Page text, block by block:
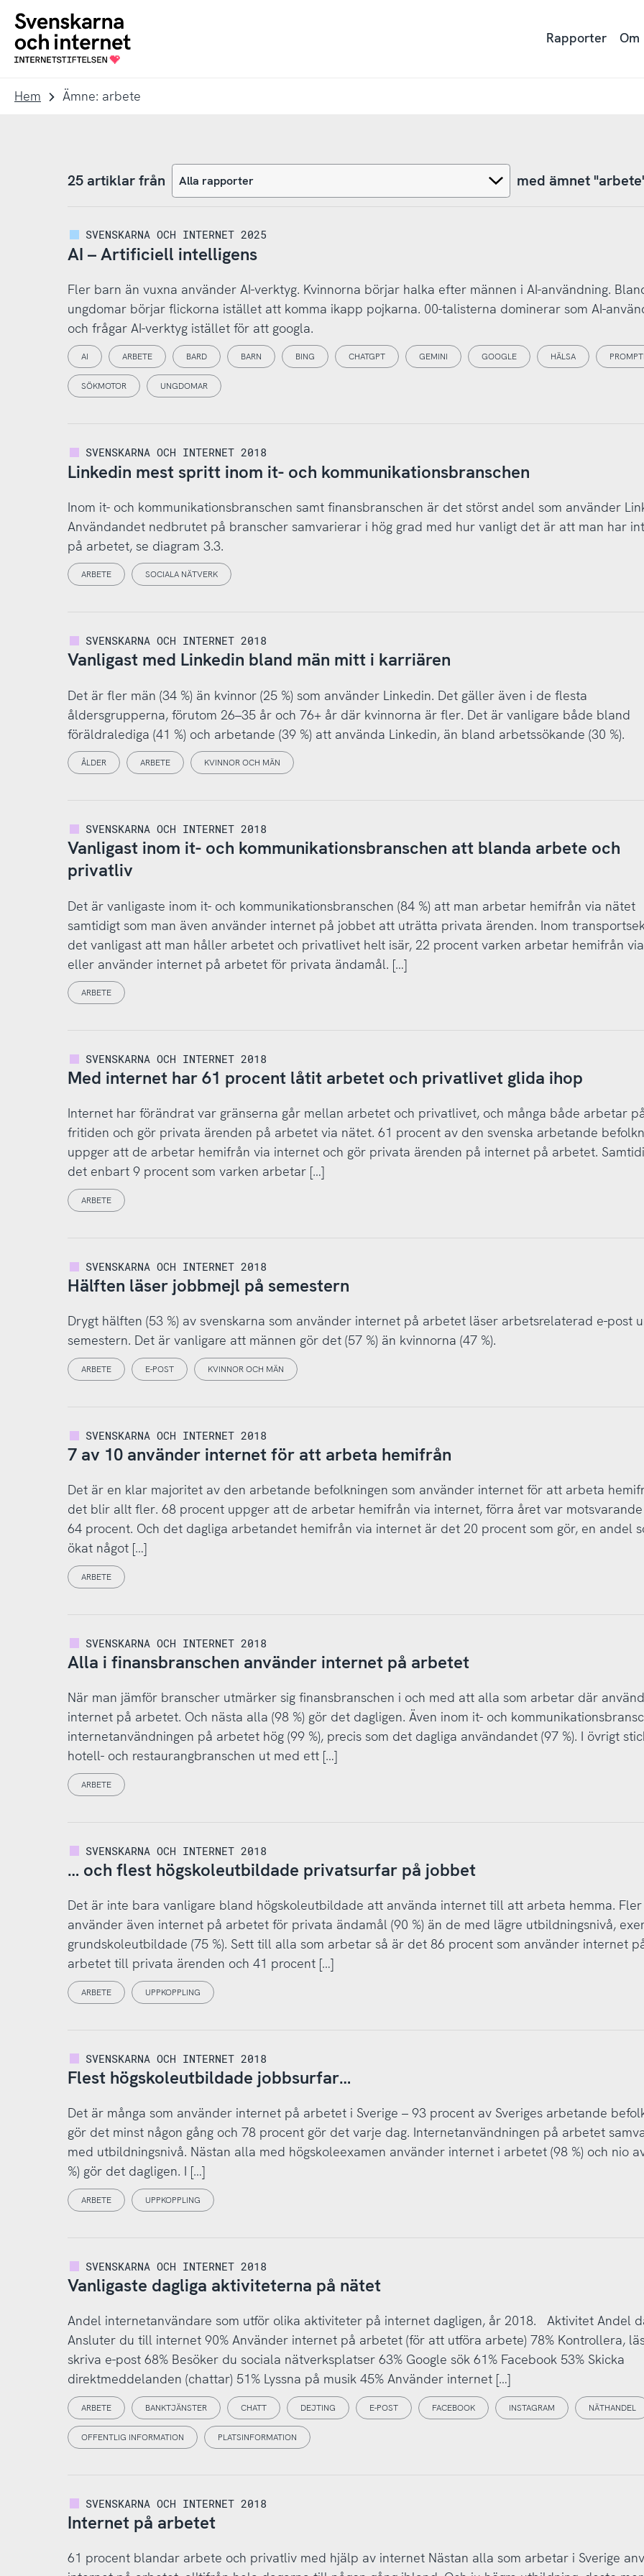
navigation
innehåll
To
startpage
Rapporter Om
Hem Ämne: arbete
25 artiklar från med ämnet
SVENSKARNA OCH INTERNET 2025
AI – Artificiell intelligens
Fler barn än vuxna använder AI-verktyg. Kvinnorna börjar halka efter männen i AI-användning.
ungdomar börjar flickorna istället att komma ikapp pojkarna. 00-talisterna dominerar som AI-
och frågar AI-verktyg istället för att googla.
AI ARBETE BARD BARN BING CHATGPT GEMINI GOOGLE HÄLSA
SÖKMOTOR UNGDOMAR
SVENSKARNA OCH INTERNET 2018
Linkedin mest spritt inom it- och kommunikationsbranschen
Inom it- och kommunikationsbranschen samt finansbranschen är det störst andel som använder
Användandet nedbrutet på branscher samvarierar i hög grad med hur vanligt det är att man har
på arbetet, se diagram 3.3.
ARBETE SOCIALA NÄTVERK
SVENSKARNA OCH INTERNET 2018
Vanligast med Linkedin bland män mitt i karriären
Det är fler män (34 %) än kvinnor (25 %) som använder Linkedin. Det gäller även i de flesta
åldersgrupperna, förutom 26–35 år och 76+ år där kvinnorna är fler. Det är vanligare både bland
föräldralediga (41 %) och arbetande (39 %) att använda Linkedin, än bland arbetssökande (30 %).
ÅLDER ARBETE KVINNOR OCH MÄN
SVENSKARNA OCH INTERNET 2018
Vanligast inom it- och kommunikationsbranschen att blanda arbete och
privatliv
Det är vanligaste inom it- och kommunikationsbranschen (84 %) att man arbetar hemifrån via nätet
samtidigt som man även använder internet på jobbet att uträtta privata ärenden. Inom
det vanligast att man håller arbetet och privatlivet helt isär, 22 procent varken arbetar hemifrån
eller använder internet på arbetet för privata ändamål. […]
ARBETE
SVENSKARNA OCH INTERNET 2018
Med internet har 61 procent låtit arbetet och privatlivet glida ihop
Internet har förändrat var gränserna går mellan arbetet och privatlivet, och många både arbetar
fritiden och gör privata ärenden på arbetet via nätet. 61 procent av den svenska arbetande
uppger att de arbetar hemifrån via internet och gör privata ärenden på internet på arbetet.
det enbart 9 procent som varken arbetar […]
ARBETE
SVENSKARNA OCH INTERNET 2018
Hälften läser jobbmejl på semestern
Drygt hälften (53 %) av svenskarna som använder internet på arbetet läser arbetsrelaterad e-post
semestern. Det är vanligare att männen gör det (57 %) än kvinnorna (47 %).
ARBETE E-POST KVINNOR OCH MÄN
SVENSKARNA OCH INTERNET 2018
7 av 10 använder internet för att arbeta hemifrån
Det är en klar majoritet av den arbetande befolkningen som använder internet för att arbeta
det blir allt fler. 68 procent uppger att de arbetar hemifrån via internet, förra året var
64 procent. Och det dagliga arbetandet hemifrån via internet är det 20 procent som gör, en andel
ökat något […]
ARBETE
SVENSKARNA OCH INTERNET 2018
Alla i finansbranschen använder internet på arbetet
När man jämför branscher utmärker sig finansbranschen i och med att alla som arbetar där
internet på arbetet. Och nästa alla (98 %) gör det dagligen. Även inom it- och
internetanvändningen på arbetet hög (99 %), precis som det dagliga användandet (97 %). I övrigt
hotell- och restaurangbranschen ut med ett […]
ARBETE
SVENSKARNA OCH INTERNET 2018
… och flest högskoleutbildade privatsurfar på jobbet
Det är inte bara vanligare bland högskoleutbildade att använda internet till att arbeta hemma. Fler
använder även internet på arbetet för privata ändamål (90 %) än de med lägre utbildningsnivå,
grundskoleutbildade (75 %). Sett till alla som arbetar så är det 86 procent som använder internet
arbetet till privata ärenden och 41 procent […]
ARBETE UPPKOPPLING
SVENSKARNA OCH INTERNET 2018
Flest högskoleutbildade jobbsurfar…
Det är många som använder internet på arbetet i Sverige – 93 procent av Sveriges arbetande
gör det minst någon gång och 78 procent gör det varje dag. Internetanvändningen på arbetet
med utbildningsnivå. Nästan alla med högskoleexamen använder internet i arbetet (98 %) och nio
%) gör det dagligen. I […]
ARBETE UPPKOPPLING
SVENSKARNA OCH INTERNET 2018
Vanligaste dagliga aktiviteterna på nätet
Andel internetanvändare som utför olika aktiviteter på internet dagligen, år 2018. Aktivitet Andel
Ansluter du till internet 90% Använder internet på arbetet (för att utföra arbete) 78% Kontrollera,
skriva e-post 68% Besöker du sociala nätverksplatser 63% Google sök 61% Facebook 53% Skicka
direktmeddelanden (chattar) 51% Lyssna på musik 45% Använder internet […]
ARBETE BANKTJÄNSTER CHATT DEJTING E-POST FACEBOOK INSTAGRAM NÄTHANDEL
OFFENTLIG INFORMATION PLATSINFORMATION
SVENSKARNA OCH INTERNET 2018
Internet på arbetet
61 procent blandar arbete och privatliv med hjälp av internet Nästan alla som arbetar i Sverige